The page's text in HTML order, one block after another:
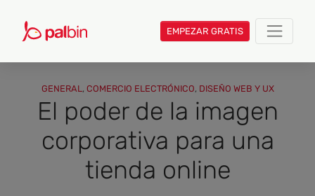
EMPEZAR GRATIS
GENERAL , COMERCIO ELECTRÓNICO, DISEÑO WEB Y UX
El poder de la imagen
corporativa para una
tienda online